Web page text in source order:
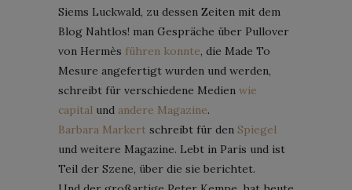
Siems Luckwald, zu dessen Zeiten mit dem
Blog Nahtlos! man Gespräche über Pullover
von Hermès führen konnte, die Made To
Mesure angefertigt wurden und werden,
schreibt für verschiedene Medien wie
capital und andere Magazine.
Barbara Markert schreibt für den Spiegel
und weitere Magazine. Lebt in Paris und ist
Teil der Szene, über die sie berichtet.